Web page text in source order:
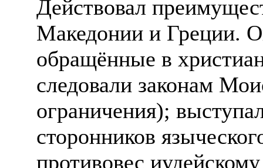
Действовал
Македонии и Греции.
обращённые в
следовали законам
ограничения);
сторонников
противовес